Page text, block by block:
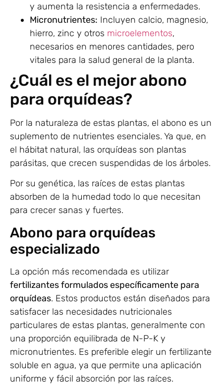
y aumenta la resistencia a enfermedades.
Micronutrientes: Incluyen calcio, magnesio,
hierro, zinc y otros microelementos,
necesarios en menores cantidades, pero
vitales para la salud general de la planta.
¿Cuál es el mejor abono
para orquídeas?
Por la naturaleza de estas plantas, el abono es un
suplemento de nutrientes esenciales. Ya que, en
el hábitat natural, las orquídeas son plantas
parásitas, que crecen suspendidas de los árboles.
Por su genética, las raíces de estas plantas
absorben de la humedad todo lo que necesitan
para crecer sanas y fuertes.
Abono para orquídeas
especializado
La opción más recomendada es utilizar
fertilizantes formulados específicamente para
orquídeas. Estos productos están diseñados para
satisfacer las necesidades nutricionales
particulares de estas plantas, generalmente con
una proporción equilibrada de N-P-K y
micronutrientes. Es preferible elegir un fertilizante
soluble en agua, ya que permite una aplicación
uniforme y fácil absorción por las raíces.